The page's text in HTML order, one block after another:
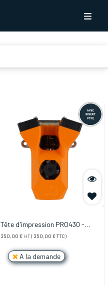
Tête d'impression PRO430 -
INSERT PTFE - 0.8mm Laiton
350,00 € HT( 350,00 €TTC)
A la demande